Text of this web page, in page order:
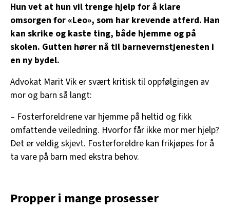
Hun vet at hun vil trenge hjelp for å klare
omsorgen for «Leo», som har krevende atferd. Han
kan skrike og kaste ting, både hjemme og på
skolen. Gutten hører nå til barnevernstjenesten i
en ny bydel.
Advokat Marit Vik er svært kritisk til oppfølgingen av
mor og barn så langt:
– Fosterforeldrene var hjemme på heltid og fikk
omfattende veiledning. Hvorfor får ikke mor mer hjelp?
Det er veldig skjevt. Fosterforeldre kan frikjøpes for å
ta vare på barn med ekstra behov.
Propper i mange prosesser